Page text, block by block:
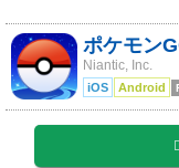
ポケモン
Niantic, Inc.
iOS Android